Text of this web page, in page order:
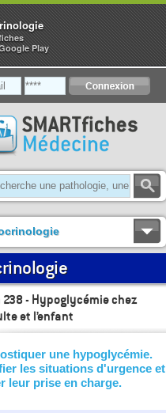
238 - Hypoglycémie chez
et l’enfant
une hypoglycémie.
les situations d'urgence et
leur prise en charge.
Play